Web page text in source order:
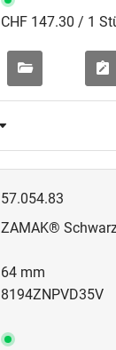
CHF 147.30 / 1
57.054.83
ZAMAK®
64 mm
8194ZNPVD35V